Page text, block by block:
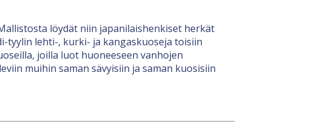
löydät niin japanilaishenkiset herkät
tyylin lehti-, kurki- ja kangaskuoseja toisiin
joilla luot huoneeseen vanhojen
muihin saman sävyisiin ja saman kuosisiin